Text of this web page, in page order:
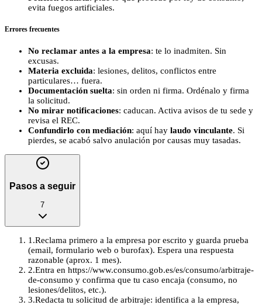
evita fuegos artificiales.
Errores frecuentes
No reclamar antes a la empresa: te lo inadmiten. Sin
excusas.
Materia excluida: lesiones, delitos, conflictos entre
particulares… fuera.
Documentación suelta: sin orden ni firma. Ordénalo y firma
la solicitud.
No mirar notificaciones: caducan. Activa avisos de tu sede y
revisa el REC.
Confundirlo con mediación: aquí hay laudo vinculante. Si
pierdes, se acabó salvo anulación por causas muy tasadas.
Pasos a seguir
7
1 .Reclama primero a la empresa por escrito y guarda prueba
(email, formulario web o burofax). Espera una respuesta
razonable (aprox. 1 mes).
2.Entra en https://www.consumo.gob.es/es/consumo/arbitraje-
de-consumo y confirma que tu caso encaja (consumo, no
lesiones/delitos, etc.).
3.Redacta tu solicitud de arbitraje: identifica a la empresa,